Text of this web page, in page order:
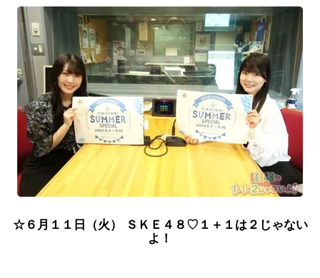
☆６ 月１１ 日（火） ＳＫＥ４８♡１＋１は２じゃない
よ！